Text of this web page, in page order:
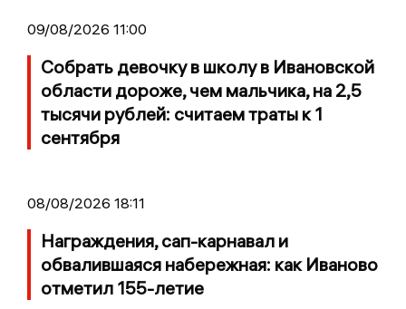
09/08/2026 11:00
Собрать девочку в школу в Ивановской
области дороже, чем мальчика, на 2,5
тысячи рублей: считаем траты к 1
сентября
08/08/2026 18:11
Награждения, сап-карнавал и
обвалившаяся набережная: как Иваново
отметил 155-летие